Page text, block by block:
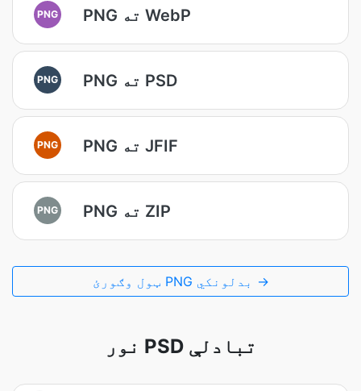
PNG PNG ته WebP
PNG PNG ته PSD
PNG PNG ته JFIF
PNG PNG ته ZIP
ټول وګورئ PNG بدلونکي →
نور PSD تبادلې